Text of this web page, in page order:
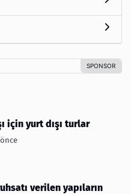
için yurt dışı turlar
verilen yapıların